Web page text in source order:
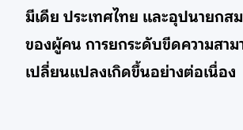
มีเดีย ประเทศไทย และอุปนายกส
ของผู้คน การยกระดับขีดความสา
เปลี่ยนแปลงเกิดขึ้นอย่างต่อเนื่อง